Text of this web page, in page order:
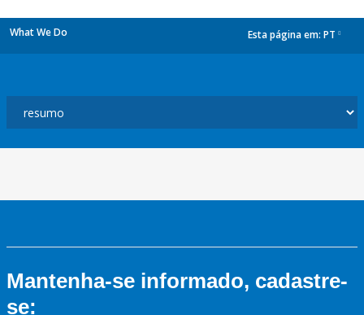
What We Do Esta página em: PT
Mantenha-se informado, cadastre-
se: